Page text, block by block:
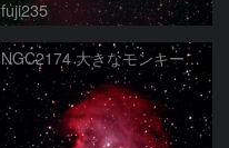
fuji235
NGC2174 大きなモンキーの横顔